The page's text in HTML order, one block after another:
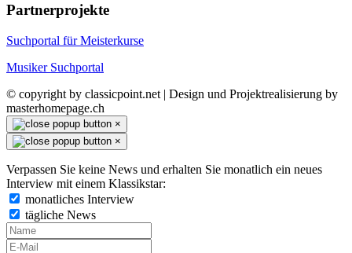
Partnerprojekte
Suchportal für Meisterkurse
Musiker Suchportal
© copyright by classicpoint.net | Design und Projektrealisierung by
masterhomepage.ch
×
×
Verpassen Sie keine News und erhalten Sie monatlich ein neues
Interview mit einem Klassikstar:
monatliches Interview
tägliche News